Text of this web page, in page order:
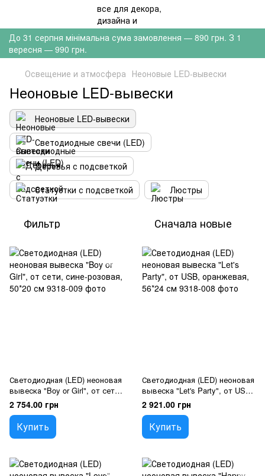
До 31 серпня мінімальна сума замовлення — 890 грн. З 1
вересня — 990 грн.
Освещение и атмосфера Неоновые LED-вывески
Неоновые LED-вывески
Неоновые LED-вывески
Светодиодные свечи (LED)
Деревья с подсветкой
Статуэтки с подсветкой
Люстры
Фильтр Сначала новые
Светодиодная (LED) неоновая
вывеска "Boy or Girl", от сети,
сине-розовая, 50*20 см
2 754.00 грн
Купить
Светодиодная (LED) неоновая
вывеска "Let's Party", от USB,
оранжевая, 56*24 см
2 921.00 грн
Купить